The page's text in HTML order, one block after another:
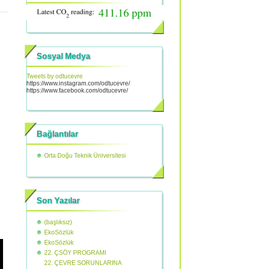
Sosyal Medya
Tweets by odtucevre
https://www.instagram.com/odtucevre/
https://www.facebook.com/odtucevre/
Bağlantılar
Orta Doğu Teknik Üniversitesi
Son Yazılar
(başlıksız)
EkoSözlük
EkoSözlük
22. ÇSÖY PROGRAMI
22. ÇEVRE SORUNLARINA